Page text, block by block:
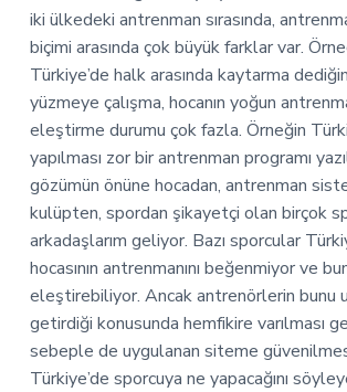
iki ülkedeki antrenman sırasında,
biçimi arasında çok büyük farklar var.
Türkiye’de halk arasında kaytarma
yüzmeye çalışma, hocanın yoğun
eleştirme durumu çok fazla. Örneğin
yapılması zor bir antrenman programı
gözümün önüne hocadan, antrenman
kulüpten, spordan şikayetçi olan birçok
arkadaşlarım geliyor. Bazı sporcular
hocasının antrenmanını beğenmiyor ve
eleştirebiliyor. Ancak antrenörlerin bunu
getirdiği konusunda hemfikire varılması
sebeple de uygulanan siteme
Türkiye’de sporcuya ne yapacağını